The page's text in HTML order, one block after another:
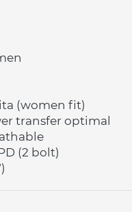
(women fit)
transfer optimal
(2 bolt)